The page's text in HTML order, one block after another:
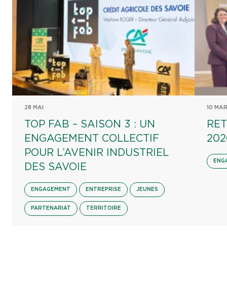
28 MAI
TOP FAB – SAISON 3 : UN
ENGAGEMENT COLLECTIF
POUR L’AVENIR INDUSTRIEL
DES SAVOIE
ENGAGEMENT ENTREPRISE JEUNES
PARTENARIAT TERRITOIRE
10